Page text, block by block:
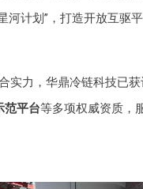
河计划”，打造开放互驱
实力，华鼎冷链科技已获
范平台等多项权威资质，